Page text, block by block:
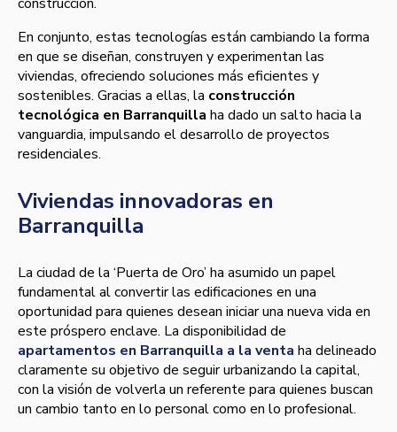
construcción.
En conjunto, estas tecnologías están cambiando la forma
en que se diseñan, construyen y experimentan las
viviendas, ofreciendo soluciones más eficientes y
sostenibles. Gracias a ellas, la construcción
tecnológica en Barranquilla ha dado un salto hacia la
vanguardia, impulsando el desarrollo de proyectos
residenciales.
Viviendas innovadoras en
Barranquilla
La ciudad de la ‘Puerta de Oro’ ha asumido un papel
fundamental al convertir las edificaciones en una
oportunidad para quienes desean iniciar una nueva vida en
este próspero enclave. La disponibilidad de
apartamentos en Barranquilla a la venta ha delineado
claramente su objetivo de seguir urbanizando la capital,
con la visión de volverla un referente para quienes buscan
un cambio tanto en lo personal como en lo profesional.